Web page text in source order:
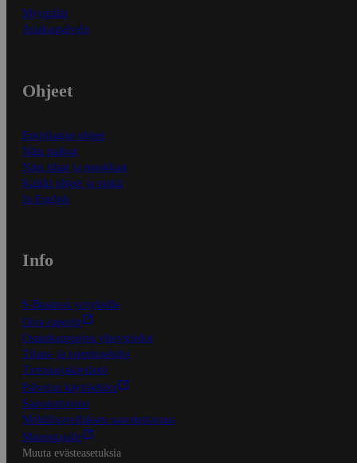
Myymälät
Asiakaspalvelu
Ohjeet
Ensitilaajan ohjeet
Näin maksat
Näin tilaat ja muokkaat
Kaikki ohjeet ja vinkit
In English
Info
S-Business yrityksille
Oiva-raportit
Osuuskauppojen yhteystiedot
Tilaus- ja toimitusehdot
Tietosuojakäytäntö
Palvelun käyttöehdot
Saavutettavuus
Mobiilisovelluksen saavutettavuus
Mainostajalle
Muuta evästeasetuksia